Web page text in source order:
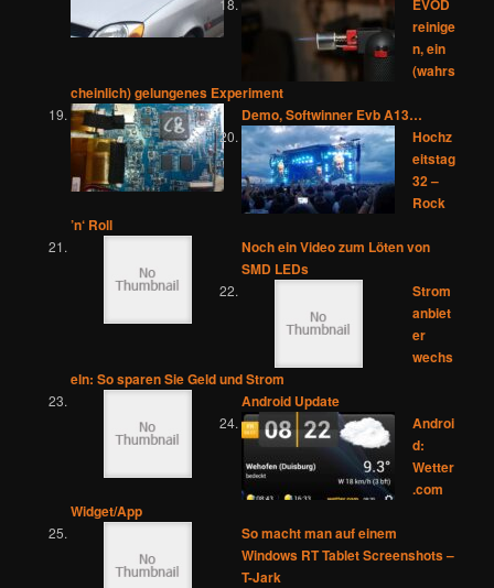
reinige
n, ein
(wahrs
cheinlich) gelungenes Experiment
Demo, Softwinner Evb A13…
Hochz
eitstag
32 –
Rock
’n‘ Roll
Noch ein Video zum Löten von
SMD LEDs
Strom
anbiet
er
wechs
eln: So sparen Sie Geld und Strom
Android Update
Androi
d:
Wetter
.com
Widget/App
So macht man auf einem
Windows RT Tablet Screenshots –
T-Jark